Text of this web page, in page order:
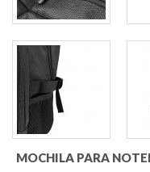
MOCHILA PARA